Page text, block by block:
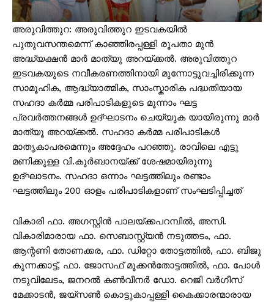
അരുവിത്തുറ: അരുവിത്തുറ ഇടവകയിൽ
പുതുവസന്തമെന്ന് കാഞ്ഞിരപ്പള്ളി രൂപതാ മുൻ
അദ്ധ്യക്ഷൻ മാർ മാത്യു അറയ്ക്കൽ. അരുവിത്തുറ
ഇടവകയുടെ നവീകരണത്തിനായി മുന്നോട്ടുവച്ചിരിക്കുന്ന
സാമൂഹിക, ആദ്ധ്യാത്മിക, സാംസ്കാരിക പദ്ധതിയായ
സഹദാ കർമ്മ പരിപാടികളുടെ മൂന്നാം ഘട്ട
പ്രവർത്തനങ്ങൾ ഉദ്ഘാടനം ചെയ്യുക യായിരുന്നു മാർ
മാത്യൂ അറയ്ക്കൽ. സഹദാ കർമ്മ പരിപാടികൾ
മാതൃകാപരമെന്നും അദ്ദേഹം പറഞ്ഞു. രാവിലെ എട്ടു
മണിക്കുള്ള വി.കുർബാനയ്ക്ക് ശേഷമായിരുന്നു
ഉദ്ഘാടനം. സഹദാ ഒന്നാം ഘട്ടത്തിലും രണ്ടാം
ഘട്ടത്തിലും 200 ഓളം പരിപാടികളാണ് സംഘടിപ്പിച്ചത്
വികാരി ഫാ. അഗസ്റ്റിൻ പാലയ്ക്കപറമ്പിൽ, അസി.
വികാരിമാരായ ഫാ. സെബാസ്റ്റ്യൻ നടുത്തടം, ഫാ.
ആന്റണി തോണക്കര, ഫാ. ഡിറ്റോ തോട്ടത്തിൽ, ഫാ. ബിജു
കുന്നക്കാട്ട്, ഫാ. ജോസഫ് മൂക്കൻതോട്ടത്തിൽ, ഫാ. പോൾ
നടുവിലേടം, ജനറൽ കൺവീനർ ഡോ. റെജി വർഗീസ്
മേക്കാടൻ, ജയ്സൺ കൊട്ടുകാപ്പള്ളി കൈക്കാരന്മാരായ